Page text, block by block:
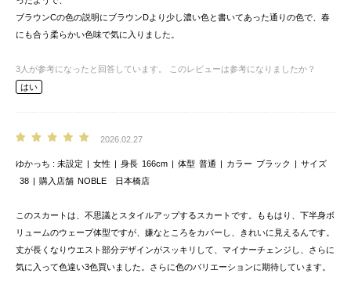
ブラウンCの色の説明にブラウンDより少し濃い色と書いてあった通りの色で、春
にも合う柔らかい色味で気に入りました。
3 人が参考になったと回答しています。
このレビューは参考になりましたか？
はい
2026.02.27
ゆかっち 未設定 女性 身長 166cm 体型 普通 カラー ブラック
サイズ
38
購入店舗 NOBLE 日本橋店
このスカートは、不思議とスタイルアップするスカートです。ももはり、下半身ボ
リュームのウェーブ体型ですが、嫌なところをカバーし、きれいに見えるんです。
丈が長くなりウエスト部分デザインがスッキリして、マイナーチェンジし、さらに
気に入って色違い3色買いました。さらに色のバリエーションに期待しています。